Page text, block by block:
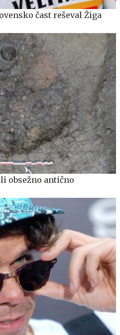
čast reševal Žiga
obsežno antično